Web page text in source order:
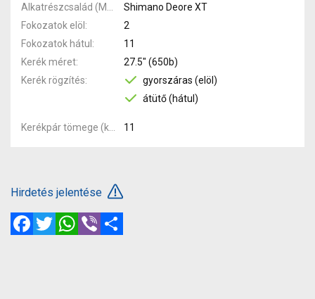
Shimano Deore XT
Fokozatok elöl
2
Fokozatok hátul
11
Kerék méret
27.5" (650b)
Kerék rögzítés
gyorszáras (elöl)
átütő (hátul)
11
Hirdetés jelentése
FacebookTwitterWhatsApp
Viber